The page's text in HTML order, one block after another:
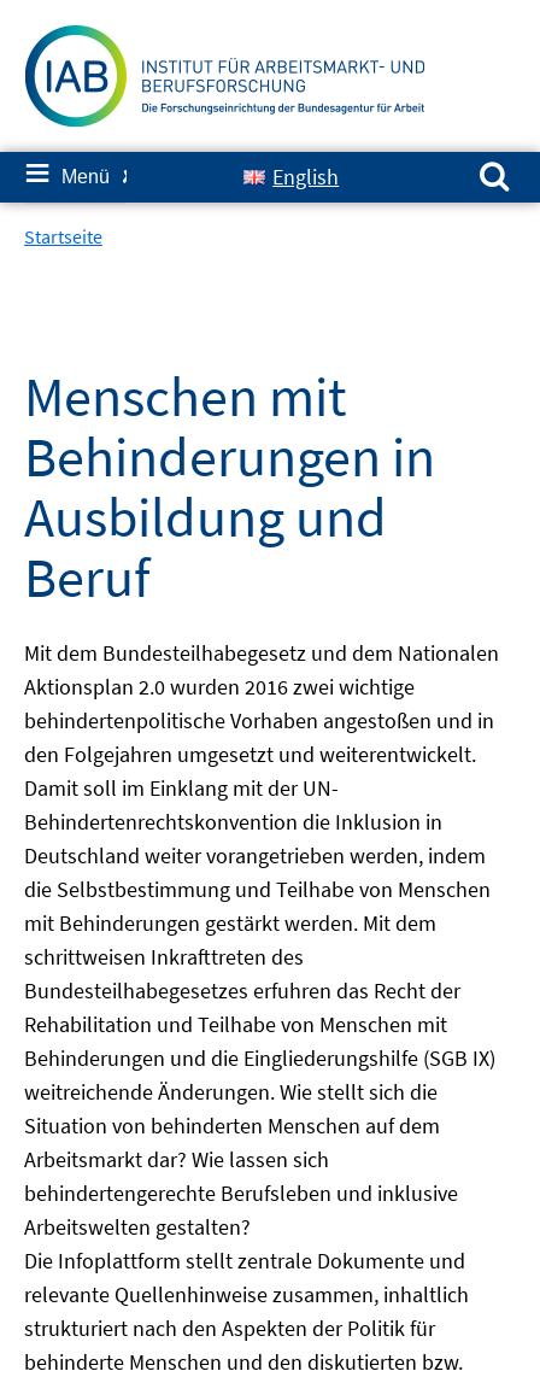
zum
Inhalt
≡ Menü ✘ English
Suchen nach:
Startseite
Menschen mit
Behinderungen in
Ausbildung und
Beruf
Mit dem Bundesteilhabegesetz und dem Nationalen
Aktionsplan 2.0 wurden 2016 zwei wichtige
behindertenpolitische Vorhaben angestoßen und in
den Folgejahren umgesetzt und weiterentwickelt.
Damit soll im Einklang mit der UN-
Behindertenrechtskonvention die Inklusion in
Deutschland weiter vorangetrieben werden, indem
die Selbstbestimmung und Teilhabe von Menschen
mit Behinderungen gestärkt werden. Mit dem
schrittweisen Inkrafttreten des
Bundesteilhabegesetzes erfuhren das Recht der
Rehabilitation und Teilhabe von Menschen mit
Behinderungen und die Eingliederungshilfe (SGB IX)
weitreichende Änderungen. Wie stellt sich die
Situation von behinderten Menschen auf dem
Arbeitsmarkt dar? Wie lassen sich
behindertengerechte Berufsleben und inklusive
Arbeitswelten gestalten?
Die Infoplattform stellt zentrale Dokumente und
relevante Quellenhinweise zusammen, inhaltlich
strukturiert nach den Aspekten der Politik für
behinderte Menschen und den diskutierten bzw.